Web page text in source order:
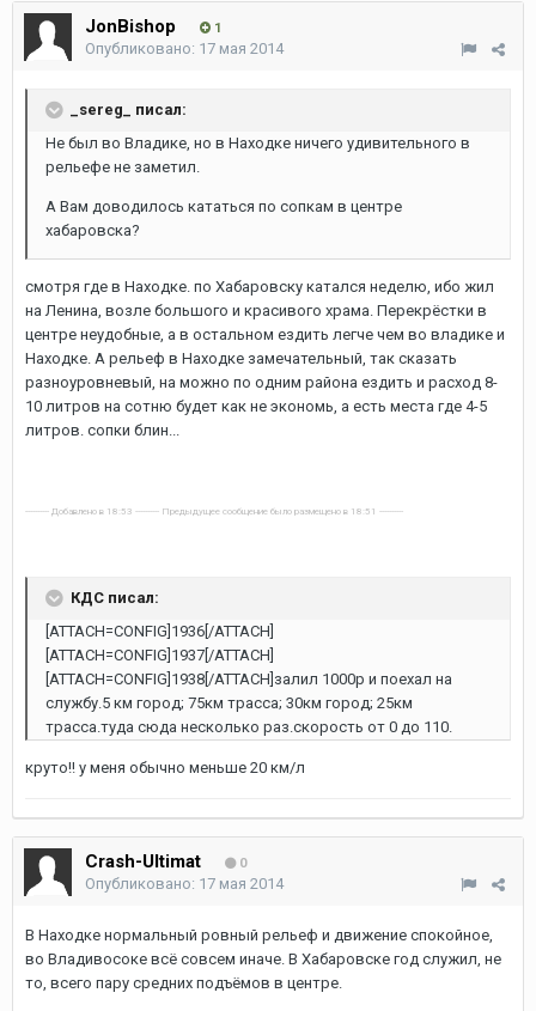
JonBishop 1
Опубликовано: 17 мая 2014
_sereg_ писал:
Не был во Владике, но в Находке ничего удивительного в
рельефе не заметил.
А Вам доводилось кататься по сопкам в центре
хабаровска?
смотря где в Находке. по Хабаровску катался неделю, ибо жил
на Ленина, возле большого и красивого храма. Перекрёстки в
центре неудобные, а в остальном ездить легче чем во владике и
Находке. А рельеф в Находке замечательный, так сказать
разноуровневый, на можно по одним района ездить и расход 8-
10 литров на сотню будет как не экономь, а есть места где 4-5
литров. сопки блин...
---------- Добавлено в 18:53 ---------- Предыдущее сообщение было размещено в 18:51 ----------
КДС писал:
[ATTACH=CONFIG]1936[/ATTACH]
[ATTACH=CONFIG]1937[/ATTACH]
[ATTACH=CONFIG]1938[/ATTACH]залил 1000р и поехал на
службу.5 км город; 75км трасса; 30км город; 25км
трасса.туда сюда несколько раз.скорость от 0 до 110.
круто!! у меня обычно меньше 20 км/л
Crash-Ultimat 0
Опубликовано: 17 мая 2014
В Находке нормальный ровный рельеф и движение спокойное,
во Владивосоке всё совсем иначе. В Хабаровске год служил, не
то, всего пару средних подъёмов в центре.